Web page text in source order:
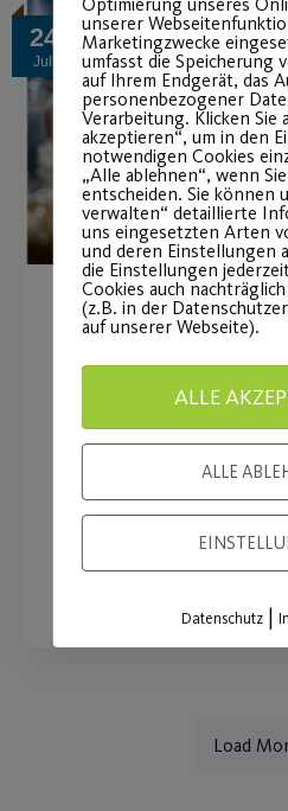
24
Juli
SV Nürnberg
Deine Meinung
Qualitätsumfrage des
Nürnberg!
WEITERLESEN
Load
unserer
Marketingzwecke
umfasst die Speicherung
auf Ihrem Endgerät, das
personenbezogener
Verarbeitung. Klicken Sie
akzeptieren“, um in den
notwendigen Cookies
„Alle ablehnen“, wenn
entscheiden. Sie können
verwalten“ detaillierte
uns eingesetzten Arten
und deren Einstellungen
die Einstellungen
Cookies auch
(z.B. in der
auf unserer Webseite).
ALLE
ALLE
Datenschutz |